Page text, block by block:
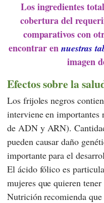
Los ingredientes
cobertura del
comparativos con
encontrar en nuestras
imagen
Efectos sobre la
Los frijoles negros
interviene en importantes
de ADN y ARN).
pueden causar daño
importante para el
El ácido fólico es
mujeres que quieren
Nutrición recomienda